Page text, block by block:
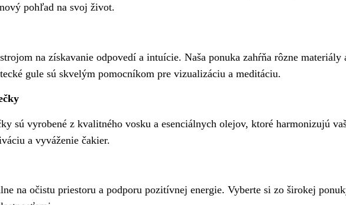
pohľad na svoj život.
na získavanie odpovedí a intuície. Naša ponuka zahŕňa rôzne
gule sú skvelým pomocníkom pre vizualizáciu a meditáciu.
sú vyrobené z kvalitného vosku a esenciálnych olejov, ktoré harmonizujú
a vyváženie čakier.
na očistu priestoru a podporu pozitívnej energie. Vyberte si zo širokej